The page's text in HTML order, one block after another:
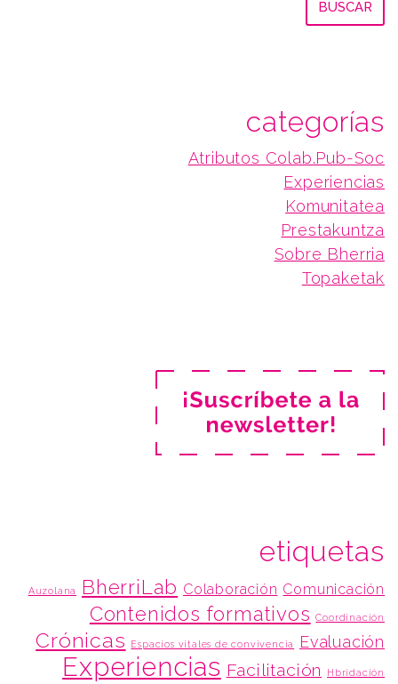
categorías
Atributos Colab.Pub-Soc
Experiencias
Komunitatea
Prestakuntza
Sobre Bherria
Topaketak
etiquetas
Auzolana BherriLab Colaboración Comunicación
Contenidos formativos Coordinación
Crónicas Espacios vitales de convivencia Evaluación
Experiencias Facilitación Hbridación